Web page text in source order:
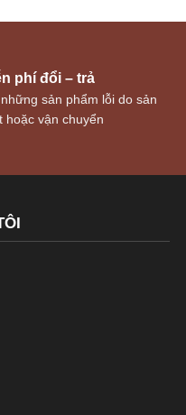
phí đổi – trả
sản phẩm lỗi do sản
hoặc vận chuyển